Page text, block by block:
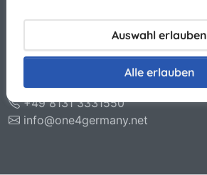
Impressum
O.N.E. GmbH & Co. KG
85221 Dachau
+49 8131 3331550
info@one4germany.net
Auswahl erlauben
Alle erlauben